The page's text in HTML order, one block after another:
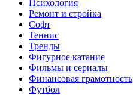
Психология
Ремонт и стройка
Софт
Теннис
Тренды
Фигурное катание
Фильмы и сериалы
Финансовая грамотность
Футбол